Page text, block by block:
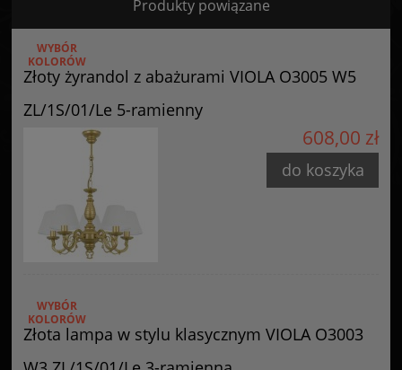
Certyfikaty i ostrzeżenie bezpieczeństwa
Posiada oznaczenie CE (zgodność z normami UE).
Starzyńskiego 6
42-224 Częstochowa, Polska
info@goldsun-lampy.pl
Produkty powiązane
Złoty żyrandol z abażurami VIOLA O3005 W5
ZL/1S/01/Le 5-ramienny
WYBÓR
KOLORÓW
608,00 zł
do koszyka
Złota lampa w stylu klasycznym VIOLA O3003
WYBÓR
KOLORÓW